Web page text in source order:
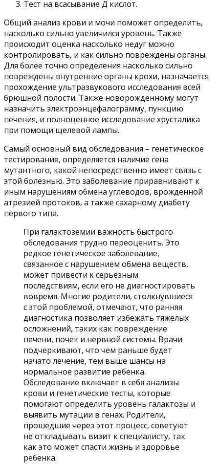
Тест на всасывание Д кислот.
Общий анализ крови и мочи поможет определить,
насколько сильно увеличился уровень. Также
происходит оценка насколько недуг можно
контролировать, и как сильно повреждены органы.
Для более точно определения насколько сильно
повреждены внутренние органы крохи, назначается
прохождение ультразвукового исследования всей
брюшной полости. Также новорожденному могут
назначить электроэнцефалограмму, пункцию
печения, и полноценное исследование хрусталика
при помощи щелевой лампы.
Самый основный вид обследования – генетическое
тестирование, определяется наличие гена
мутантного, какой непосредственно имеет связь с
этой болезнью. Это заболевание приравнивают к
иным нарушениям обмена углеводов, врожденной
атрезией протоков, а также сахарному диабету
первого типа.
При галактоземии важность быстрого
обследования трудно переоценить. Это
редкое генетическое заболевание,
связанное с нарушением обмена веществ,
может привести к серьезным
последствиям, если его не диагностировать
вовремя. Многие родители, столкнувшиеся
с этой проблемой, отмечают, что ранняя
диагностика позволяет избежать тяжелых
осложнений, таких как повреждение
печени, почек и нервной системы. Врачи
подчеркивают, что чем раньше будет
начато лечение, тем выше шансы на
нормальное развитие ребенка.
Обследование включает в себя анализы
крови и генетические тесты, которые
помогают определить уровень галактозы и
выявить мутации в генах. Родители,
прошедшие через этот процесс, советуют
не откладывать визит к специалисту, так
как это может спасти жизнь и здоровье
ребенка.